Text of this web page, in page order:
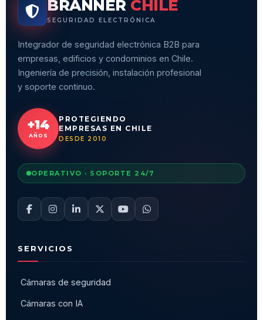
BRANNER CHILE
SEGURIDAD ELECTRÓNICA
Integrador de seguridad electrónica B2B para
empresas, edificios y condominios en Chile.
Ingeniería de precisión, instalación profesional
y soporte continuo.
+14
AÑOS
PROTEGIENDO
EMPRESAS EN CHILE
DESDE 2010
OPERATIVO · SOPORTE 24/7
SERVICIOS
Cámaras de seguridad
Cámaras con IA